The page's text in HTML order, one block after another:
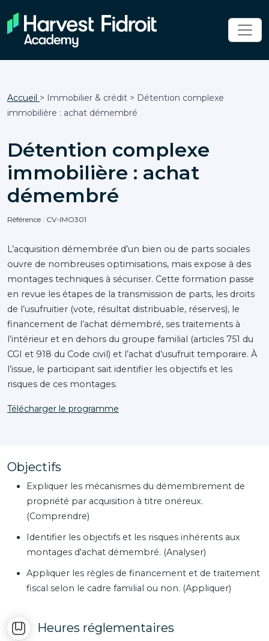
Accueil > Immobilier & crédit > Détention complexe
immobilière : achat démembré
Détention complexe
immobilière : achat
démembré
Référence : CV-IMO301
L’acquisition démembrée d’un bien ou de parts sociales
ouvre de nombreuses optimisations, mais expose à des
montages techniques à sécuriser. Cette formation passe
en revue les étapes de la transmission de parts, les droits
de l’usufruitier (vote, résultat distribuable, réserves), le
financement de l’achat démembré, ses traitements à
l’intérieur et en dehors du groupe familial (articles 751 du
CGI et 918 du Code civil) et l’achat d’usufruit temporaire. À
l’issue, le participant sait identifier les objectifs et les
risques de ces montages.
Télécharger le programme
Objectifs
Expliquer les mécanismes du démembrement de
propriété par acquisition à titre onéreux.
(Comprendre)
Identifier les objectifs et les risques inhérents aux
montages d'achat démembré. (Analyser)
Appliquer les règles de financement et de traitement
fiscal selon le cadre familial ou non. (Appliquer)
Heures réglementaires